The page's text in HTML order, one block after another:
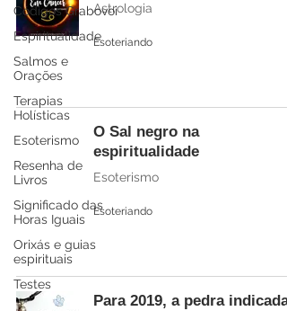
Códigos Grabovoi
Espiritualidade
Salmos e
Orações
Terapias
Holísticas
Esoterismo
Resenha de
Livros
Significado das
Horas Iguais
Orixás e guias
espirituais
Testes
Astrologia
Esoteriando
O Sal negro na
espiritualidade
Esoterismo
Esoteriando
Para 2019, a pedra indicada